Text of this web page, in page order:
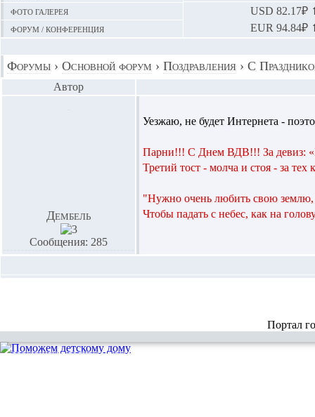
Фото галерея
Форум / конференция
USD 82.17₽
EUR 94.84₽
Форумы › Основной форум › Поздравления › С
Автор
Дембель
Сообщения: 285
Уезжаю, не будет Интернета -
Парни!!! С Днем ВДВ!!! За девиз:
Третий тост - молча и стоя - за тех
"Нужно очень любить свою землю,
Чтобы падать с небес, как на
Портал